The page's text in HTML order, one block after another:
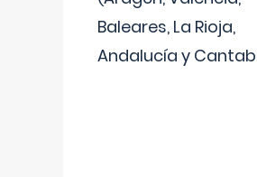
Baleares, La Rioja,
Andalucía y